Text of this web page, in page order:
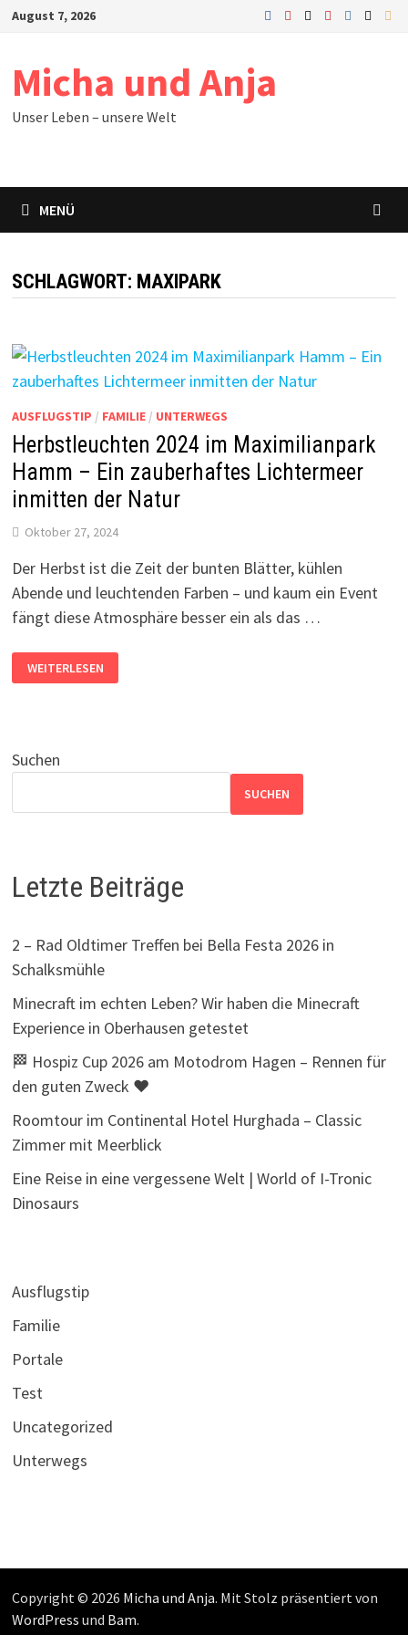
Zum
August 7, 2026
Micha und Anja
Unser Leben – unsere Welt
MENÜ
SCHLAGWORT: MAXIPARK
AUSFLUGSTIP / FAMILIE/ UNTERWEGS
Herbstleuchten 2024 im Maximilianpark
Hamm – Ein zauberhaftes Lichtermeer
inmitten der Natur
Oktober 27, 2024
Der Herbst ist die Zeit der bunten Blätter, kühlen
Abende und leuchtenden Farben – und kaum ein Event
fängt diese Atmosphäre besser ein als das …
HERBSTLEUCHTEN
2024
IM
LICHTERMEER
INMITTEN
WEITERLESEN
Suchen
SUCHEN
Letzte Beiträge
2 – Rad Oldtimer Treffen bei Bella Festa 2026 in
Schalksmühle
Minecraft im echten Leben? Wir haben die Minecraft
Experience in Oberhausen getestet
🏁 Hospiz Cup 2026 am Motodrom Hagen – Rennen für
den guten Zweck ❤️
Roomtour im Continental Hotel Hurghada – Classic
Zimmer mit Meerblick
Eine Reise in eine vergessene Welt | World of I-Tronic
Dinosaurs
Ausflugstip
Familie
Portale
Test
Uncategorized
Unterwegs
Copyright © 2026 Micha und Anja. Mit Stolz präsentiert von
WordPress und Bam.